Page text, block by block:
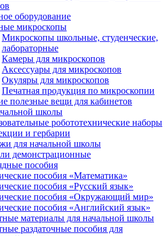
оборудование
микроскопы
Микроскопы школьные, студенческие,
лабораторные
Камеры для микроскопов
Аксессуары для микроскопов
Окуляры для микроскопов
Печатная продукция по микроскопии
полезные вещи для кабинетов
школы
робототехнические наборы
и гербарии
для начальной школы
демонстрационные
пособия
пособия «Математика»
пособия «Русский язык»
пособия «Окружающий мир»
пособия «Английский язык»
материалы для начальной школы
раздаточные пособия для